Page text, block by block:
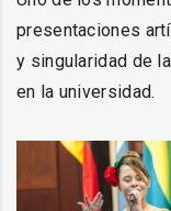
presentaciones
y singularidad de
en la universidad.